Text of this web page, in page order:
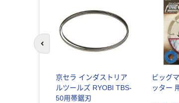
京セラ インダストリア
ルツールズ RYOBI TBS-
50用帯鋸刃
ビッグ
ッター
前のスライドへ